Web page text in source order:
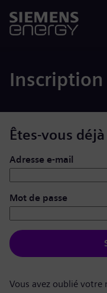
Inscription
Êtes-vous
Se connecter : nom
Adresse e-mail
Mot de passe
Vous avez oublié votre